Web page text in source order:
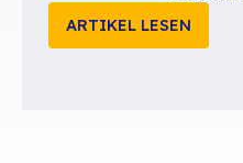
Heilen Sie